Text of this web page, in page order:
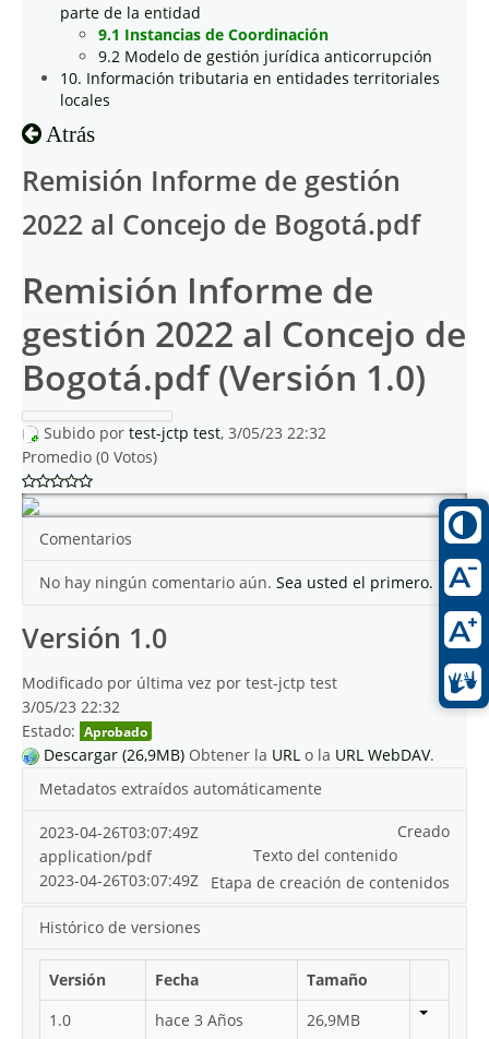
parte de la entidad
9.1 Instancias de Coordinación
9.2 Modelo de gestión jurídica anticorrupción
10. Información tributaria en entidades territoriales
locales
Atrás
Remisión Informe de gestión
2022 al Concejo de Bogotá.pdf
Remisión Informe de
gestión 2022 al Concejo de
Bogotá.pdf (Versión 1.0)
Subido por test-jctp test, 3/05/23 22:32
Promedio (0 Votos)
Comentarios
No hay ningún comentario aún. Sea usted el primero.
Versión 1.0
Modificado por última vez por test-jctp test
3/05/23 22:32
Estado: Aprobado
Descargar (26,9MB) Obtener la URL o la URL WebDAV.
Metadatos extraídos automáticamente
Creado
2023-04-26T03:07:49Z
Texto del contenido
application/pdf
Etapa de creación de contenidos
2023-04-26T03:07:49Z
Histórico de versiones
Versión Fecha
Tamaño
1.0
hace 3 Años 26,9MB